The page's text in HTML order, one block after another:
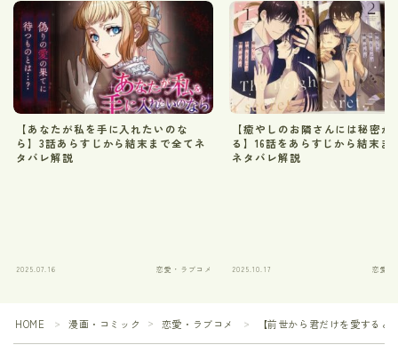
【あなたが私を手に入れたいのな
ら】3話あらすじから結末まで全てネ
タバレ解説
2025.07.16 恋愛・ラブコメ
【癒やしのお隣さんには秘密が
る】16話をあらすじから結末ま
ネタバレ解説
2025.10.17 恋愛・
HOME ＞ 漫画・コミック ＞ 恋愛・ラブコメ ＞ 【前世から君だけを愛する